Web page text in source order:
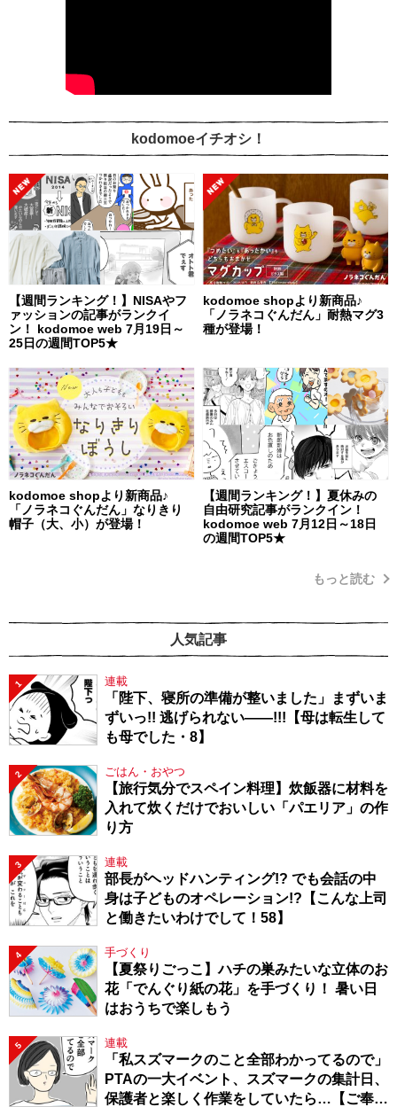
kodomoeイチオシ！
【週間ランキング！】NISAやフ
ァッションの記事がランクイ
ン！ kodomoe web 7月19日～
25日の週間TOP5★
kodomoe shopより新商品♪
「ノラネコぐんだん」耐熱マグ3
種が登場！
kodomoe shopより新商品♪
「ノラネコぐんだん」なりきり
帽子（大、小）が登場！
【週間ランキング！】夏休みの
自由研究記事がランクイン！
kodomoe web 7月12日～18日
の週間TOP5★
もっと読む
人気記事
1 連載
「陛下、寝所の準備が整いました」まずいま
ずいっ!! 逃げられない――!!!【母は転生して
も母でした・8】
2 ごはん・おやつ
【旅行気分でスペイン料理】炊飯器に材料を
入れて炊くだけでおいしい「パエリア」の作
り方
3 連載
部長がヘッドハンティング!? でも会話の中
身は子どものオペレーション!?【こんな上司
と働きたいわけでして！58】
4 手づくり
【夏祭りごっこ】ハチの巣みたいな立体のお
花「でんぐり紙の花」を手づくり！ 暑い日
はおうちで楽しもう
5 連載
「私スズマークのこと全部わかってるので」
PTAの一大イベント、スズマークの集計日、
保護者と楽しく作業をしていたら…【ご奉仕